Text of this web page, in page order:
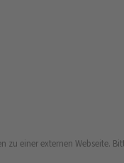
zu einer externen Webseite.